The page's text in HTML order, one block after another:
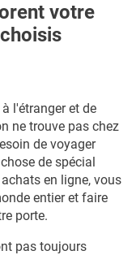
votre
l'étranger et de
ne trouve pas chez
de voyager
de spécial
en ligne, vous
entier et faire
porte.
pas toujours